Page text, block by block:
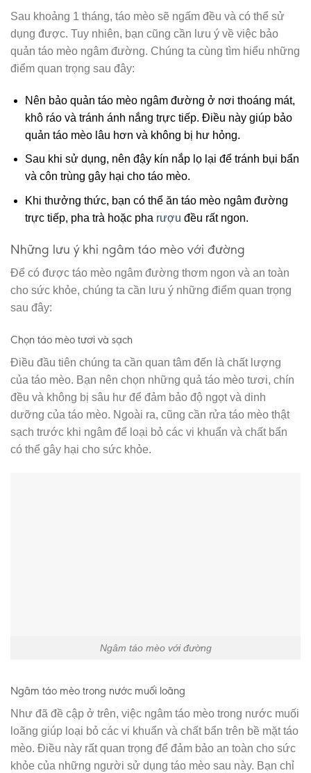
Sau khoảng 1 tháng, táo mèo sẽ ngấm đều và có thể sử
dụng được. Tuy nhiên, bạn cũng cần lưu ý về việc bảo
quản táo mèo ngâm đường. Chúng ta cùng tìm hiểu những
điểm quan trọng sau đây:
Nên bảo quản táo mèo ngâm đường ở nơi thoáng mát,
khô ráo và tránh ánh nắng trực tiếp. Điều này giúp bảo
quản táo mèo lâu hơn và không bị hư hỏng.
Sau khi sử dụng, nên đậy kín nắp lọ lại để tránh bụi bẩn
và côn trùng gây hại cho táo mèo.
Khi thưởng thức, bạn có thể ăn táo mèo ngâm đường
trực tiếp, pha trà hoặc pha rượu đều rất ngon.
Những lưu ý khi ngâm táo mèo với đường
Để có được táo mèo ngâm đường thơm ngon và an toàn
cho sức khỏe, chúng ta cần lưu ý những điểm quan trọng
sau đây:
Chọn táo mèo tươi và sạch
Điều đầu tiên chúng ta cần quan tâm đến là chất lượng
của táo mèo. Bạn nên chọn những quả táo mèo tươi, chín
đều và không bị sâu hư để đảm bảo độ ngọt và dinh
dưỡng của táo mèo. Ngoài ra, cũng cần rửa táo mèo thật
sạch trước khi ngâm để loại bỏ các vi khuẩn và chất bẩn
có thể gây hại cho sức khỏe.
Ngâm táo mèo với đường
Ngâm táo mèo trong nước muối loãng
Như đã đề cập ở trên, việc ngâm táo mèo trong nước muối
loãng giúp loại bỏ các vi khuẩn và chất bẩn trên bề mặt táo
mèo. Điều này rất quan trọng để đảm bảo an toàn cho sức
khỏe của những người sử dụng táo mèo sau này. Bạn chỉ